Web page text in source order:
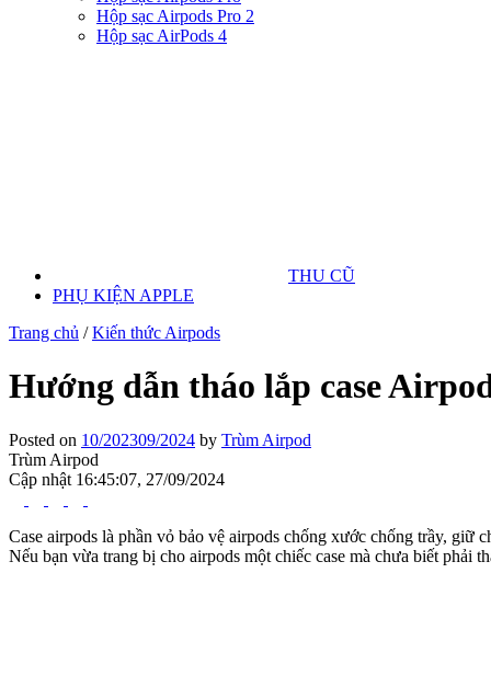
Hộp sạc Airpods Pro 2
Hộp sạc AirPods 4
THU CŨ
PHỤ KIỆN APPLE
Trang chủ /Kiến thức Airpods
Hướng dẫn tháo lắp case
Posted on 10/202309/2024 by Trùm Airpod
Trùm Airpod
Cập nhật 16:45:07, 27/09/2024
Case airpods là phần vỏ bảo vệ airpods chống xước chống trầy, giữ
Nếu bạn vừa trang bị cho airpods một chiếc case mà chưa biết phải